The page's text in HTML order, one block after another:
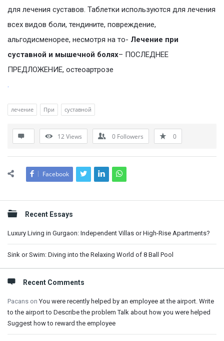
для лечения суставов. Таблетки используются для лечения
всех видов боли, тендините, повреждение,
альгодисменорее, несмотря на то- Лечение при
суставной и мышечной болях– ПОСЛЕДНЕЕ
ПРЕДЛОЖЕНИЕ, остеоартрозе
.
лечение При суставной
12Views 0 Followers 0
Facebook
Sidebar
Recent Essays
Luxury Living in Gurgaon: Independent Villas or High-Rise Apartments?
Sink or Swim: Diving into the Relaxing World of 8 Ball Pool
Recent Comments
Pacans onYou were recently helped by an employee at the airport. Write
to the airport to Describe the problem Talk about how you were helped
Suggest how to reward the employee